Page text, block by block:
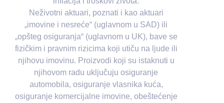
Neživotni aktuari, poznati i kao aktuari
„imovine i nesreće“ (uglavnom u SAD) ili
„opšteg osiguranja“ (uglavnom u UK), bave se
fizičkim i pravnim rizicima koji utiču na ljude ili
njihovu imovinu. Proizvodi koji su istaknuti u
njihovom radu uključuju osiguranje
automobila, osiguranje vlasnika kuća,
osiguranje komercijalne imovine, obeštećenje